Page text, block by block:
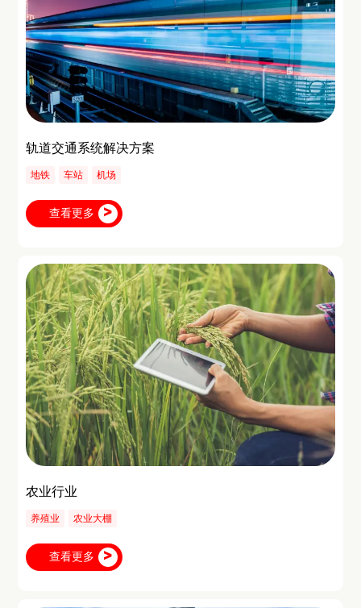
轨道交通系统解决方案
地铁 车站 机场
查看更多
农业行业
养殖业 农业大棚
查看更多